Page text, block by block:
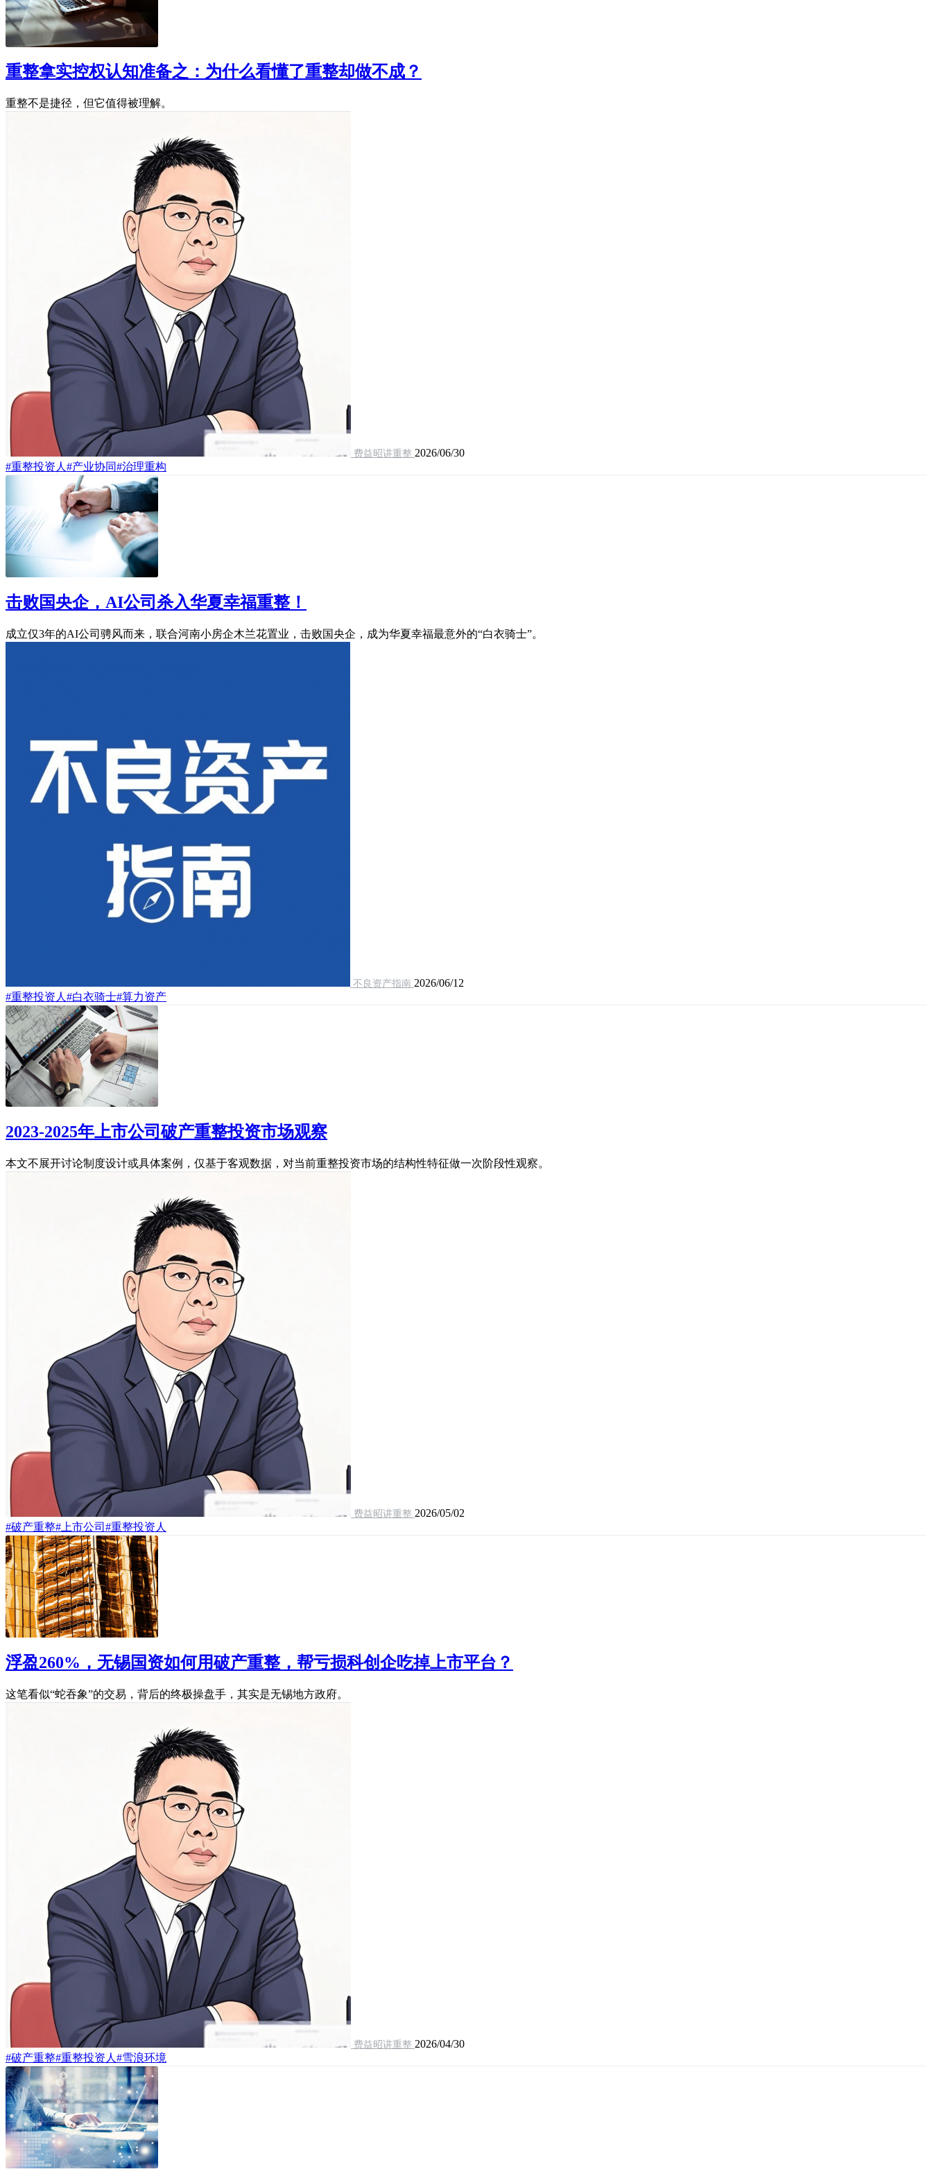
重整拿实控权认知准备之：为什么看懂了重整却做不成？
重整不是捷径，但它值得被理解。
费益昭讲重整 2026/06/30
#重整投资人 #产业协同#治理重构
击败国央企，AI公司杀入华夏幸福重整！
成立仅3年的AI公司骋风而来，联合河南小房企木兰花置业，击败国央企，成为华夏幸福最意外的“白衣骑士”。
不良资产指南 2026/06/12
#重整投资人 #白衣骑士#算力资产
2023-2025年上市公司破产重整投资市场观察
本文不展开讨论制度设计或具体案例，仅基于客观数据，对当前重整投资市场的结构性特征做一次阶段性观察。
费益昭讲重整 2026/05/02
#破产重整#上市公司 #重整投资人
浮盈260%，无锡国资如何用破产重整，帮亏损科创企吃掉上市平台？
这笔看似“蛇吞象”的交易，背后的终极操盘手，其实是无锡地方政府。
费益昭讲重整 2026/04/30
#破产重整#重整投资人 #雪浪环境